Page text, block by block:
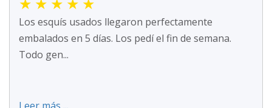
Los esquís usados llegaron perfectamente
embalados en 5 días. Los pedí el fin de semana.
Todo gen...